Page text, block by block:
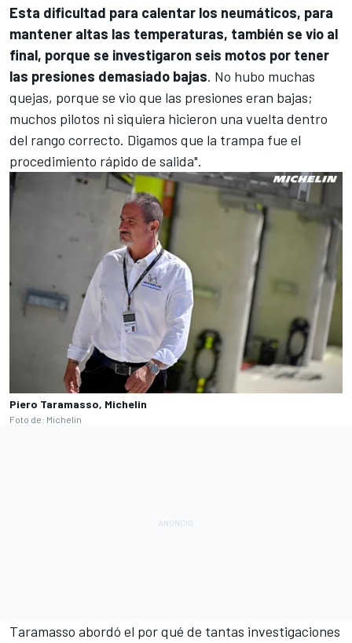
Esta dificultad para calentar los neumáticos, para
mantener altas las temperaturas, también se vio al
final, porque se investigaron seis motos por tener
las presiones demasiado bajas. No hubo muchas
quejas, porque se vio que las presiones eran bajas;
muchos pilotos ni siquiera hicieron una vuelta dentro
del rango correcto. Digamos que la trampa fue el
procedimiento rápido de salida".
Piero Taramasso, Michelin
Foto de: Michelin
Taramasso abordó el por qué de tantas investigaciones